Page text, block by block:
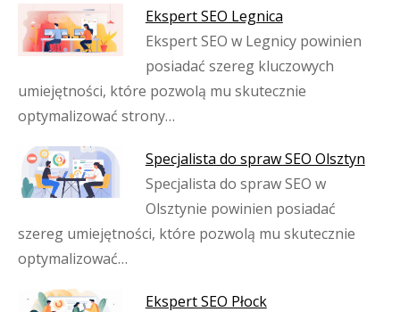
Ekspert SEO Legnica
Ekspert SEO w Legnicy powinien
posiadać szereg kluczowych
umiejętności, które pozwolą mu skutecznie
optymalizować strony…
Specjalista do spraw SEO Olsztyn
Specjalista do spraw SEO w
Olsztynie powinien posiadać
szereg umiejętności, które pozwolą mu skutecznie
optymalizować…
Ekspert SEO Płock